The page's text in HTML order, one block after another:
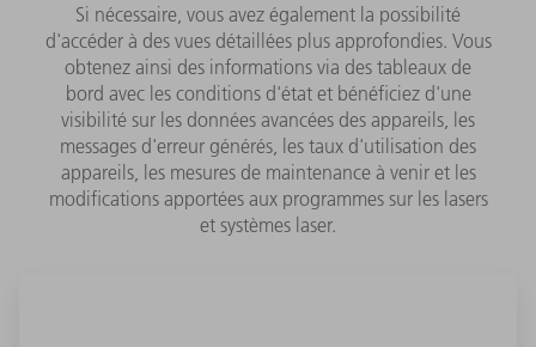
Si nécessaire, vous avez également la possibilité
d'accéder à des vues détaillées plus approfondies. Vous
obtenez ainsi des informations via des tableaux de
bord avec les conditions d'état et bénéficiez d'une
visibilité sur les données avancées des appareils, les
messages d'erreur générés, les taux d'utilisation des
appareils, les mesures de maintenance à venir et les
modifications apportées aux programmes sur les lasers
et systèmes laser.